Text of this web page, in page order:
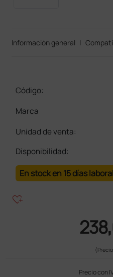
Información general |
Código:
Marca
Unidad de venta:
Disponibilidad:
En stock en 15 días
heart_plus
Precio con